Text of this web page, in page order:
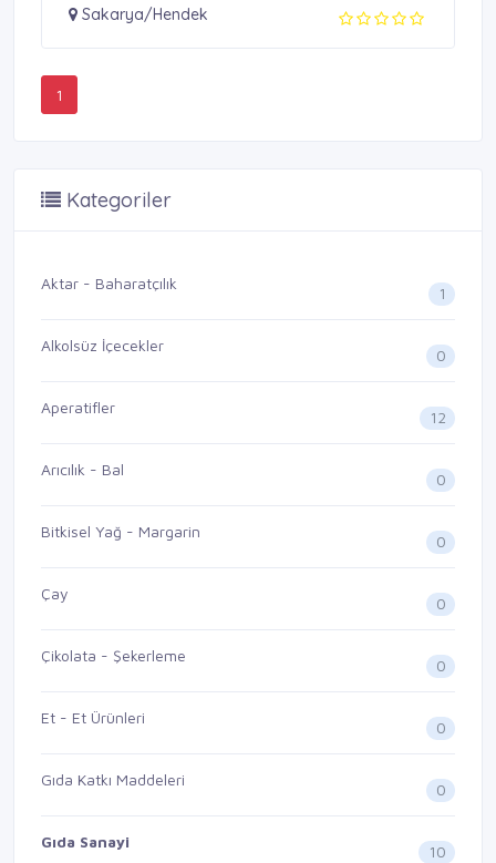
Sakarya/Hendek
1
Kategoriler
Aktar - Baharatçılık
1
Alkolsüz İçecekler
0
Aperatifler
12
Arıcılık - Bal
0
Bitkisel Yağ - Margarin
0
Çay
0
Çikolata - Şekerleme
0
Et - Et Ürünleri
0
Gıda Katkı Maddeleri
0
Gıda Sanayi
10